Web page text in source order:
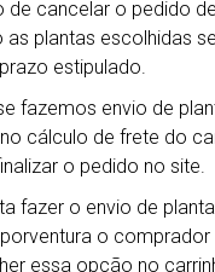
de cancelar o pedido
plantas escolhidas
estipulado.
fazemos envio de
cálculo de frete do
o pedido no site.
fazer o envio de
o
essa opção no